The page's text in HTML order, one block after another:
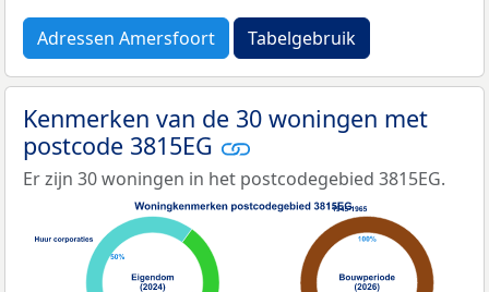
Adressen Amersfoort Tabelgebruik
Kenmerken van de 30 woningen met
postcode 3815EG
Er zijn 30 woningen in het postcodegebied 3815EG.